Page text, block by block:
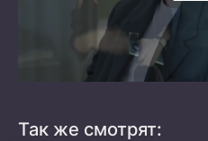
Так же смотрят: